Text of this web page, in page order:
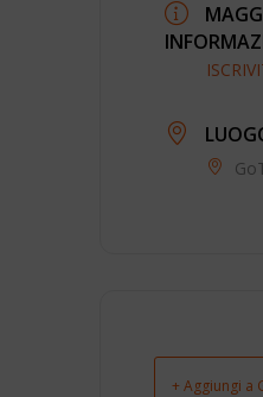
+ Aggiungi a